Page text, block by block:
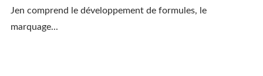
Jen comprend le développement de formules, le
marquage...